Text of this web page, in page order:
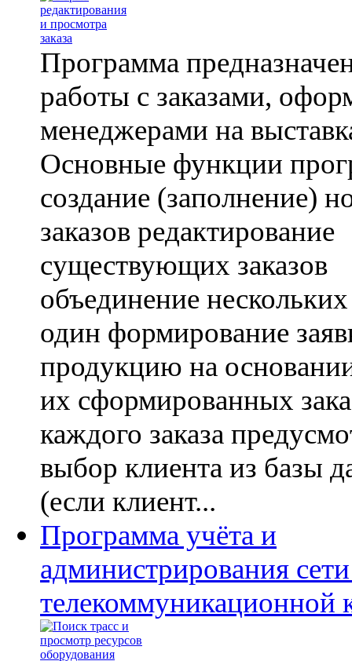
Программа
работы с заказами,
менеджерами на
Основные функции
создание (заполнение)
заказов редактирование
существующих заказов
объединение нескольких
один формирование
продукцию на
их сформированных
каждого заказа
выбор клиента из базы
(если клиент...
Программа учёта и
администрирования
телекоммуникационной